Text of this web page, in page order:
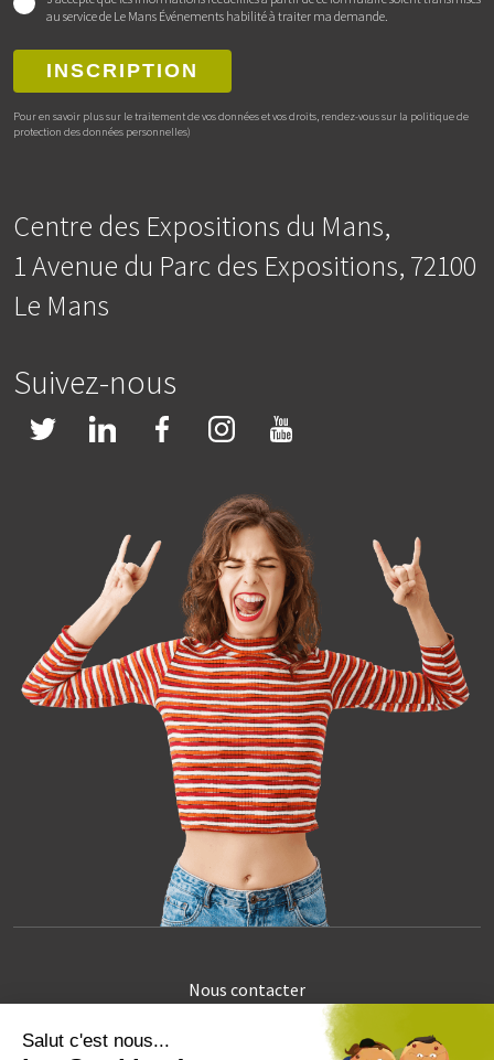
au service de Le Mans Événements habilité à traiter ma demande.
INSCRIPTION
Pour en savoir plus sur le traitement de vos données et vos droits, rendez-vous sur la politique de
protection des données personnelles)
Centre des Expositions du Mans,
1 Avenue du Parc des Expositions, 72100
Le Mans
Suivez-nous
Nous contacter